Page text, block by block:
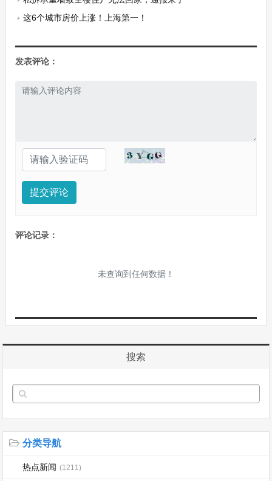
这6个城市房价上涨！上海第一！
发表评论：
提交评论
评论记录：
未查询到任何数据！
搜索
分类导航
热点新闻 (1211)